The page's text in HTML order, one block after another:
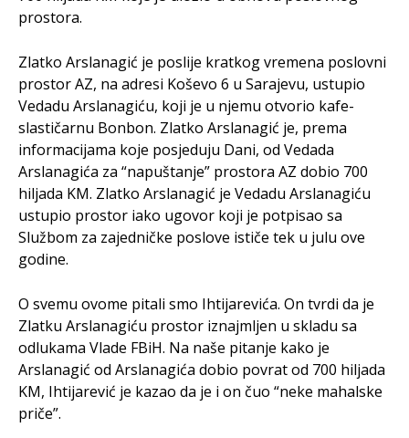
prostora.
Zlatko Arslanagić je poslije kratkog vremena poslovni
prostor AZ, na adresi Koševo 6 u Sarajevu, ustupio
Vedadu Arslanagiću, koji je u njemu otvorio kafe-
slastičarnu Bonbon. Zlatko Arslanagić je, prema
informacijama koje posjeduju Dani, od Vedada
Arslanagića za “napuštanje” prostora AZ dobio 700
hiljada KM. Zlatko Arslanagić je Vedadu Arslanagiću
ustupio prostor iako ugovor koji je potpisao sa
Službom za zajedničke poslove ističe tek u julu ove
godine.
O svemu ovome pitali smo Ihtijarevića. On tvrdi da je
Zlatku Arslanagiću prostor iznajmljen u skladu sa
odlukama Vlade FBiH. Na naše pitanje kako je
Arslanagić od Arslanagića dobio povrat od 700 hiljada
KM, Ihtijarević je kazao da je i on čuo “neke mahalske
priče”.